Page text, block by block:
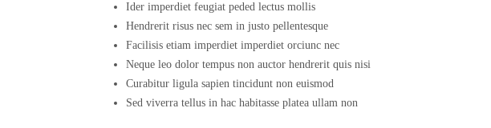
Ider imperdiet feugiat peded lectus mollis
Hendrerit risus nec sem in justo pellentesque
Facilisis etiam imperdiet imperdiet orciunc nec
Neque leo dolor tempus non auctor hendrerit quis nisi
Curabitur ligula sapien tincidunt non euismod
Sed viverra tellus in hac habitasse platea ullam non